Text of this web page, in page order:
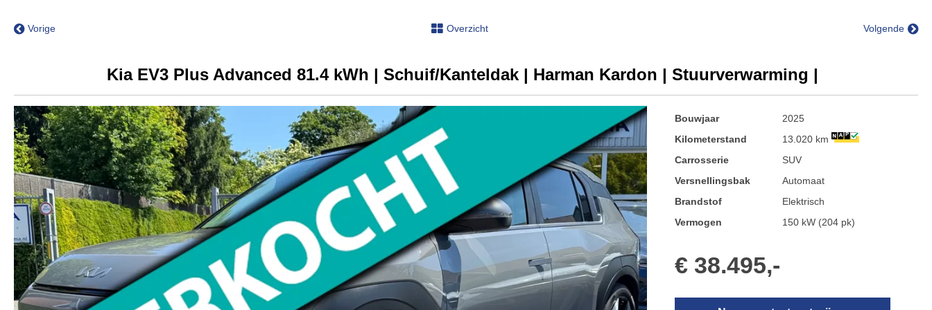
Vorige Overzicht Volgende
Kia EV3 Plus Advanced 81.4 kWh | Schuif/Kanteldak | Harman Kardon | Stuurverwarming |
Bouwjaar
2025
Kilometerstand
13.020 km
Carrosserie
SUV
Versnellingsbak
Automaat
Brandstof
Elektrisch
Vermogen
150 kW (204 pk)
€ 38.495,-